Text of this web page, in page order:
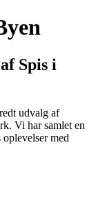
Spis i
udvalg af
Vi har samlet en
med